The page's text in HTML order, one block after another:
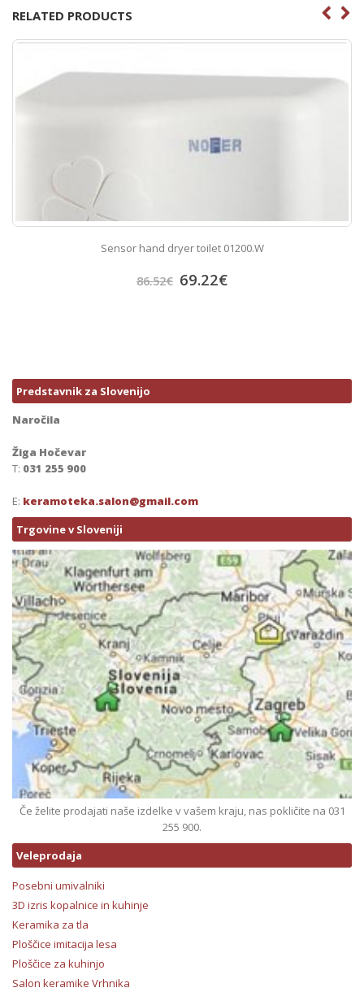
RELATED PRODUCTS
Sensor hand dryer toilet 01200.W
86.52€ 69.22€
Predstavnik za Slovenijo
Naročila
Žiga Hočevar
T: 031 255 900
E: keramoteka.salon@gmail.com
Trgovine v Sloveniji
Če želite prodajati naše izdelke v vašem kraju, nas pokličite na 031
255 900.
Veleprodaja
Posebni umivalniki
3D izris kopalnice in kuhinje
Keramika za tla
Ploščice imitacija lesa
Ploščice za kuhinjo
Salon keramike Vrhnika